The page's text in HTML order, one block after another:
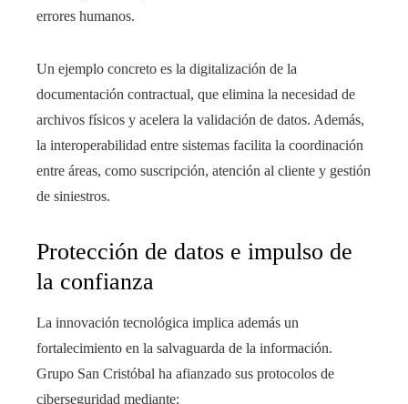
errores humanos.
Un ejemplo concreto es la digitalización de la
documentación contractual, que elimina la necesidad de
archivos físicos y acelera la validación de datos. Además,
la interoperabilidad entre sistemas facilita la coordinación
entre áreas, como suscripción, atención al cliente y gestión
de siniestros.
Protección de datos e impulso de
la confianza
La innovación tecnológica implica además un
fortalecimiento en la salvaguarda de la información.
Grupo San Cristóbal ha afianzado sus protocolos de
ciberseguridad mediante: